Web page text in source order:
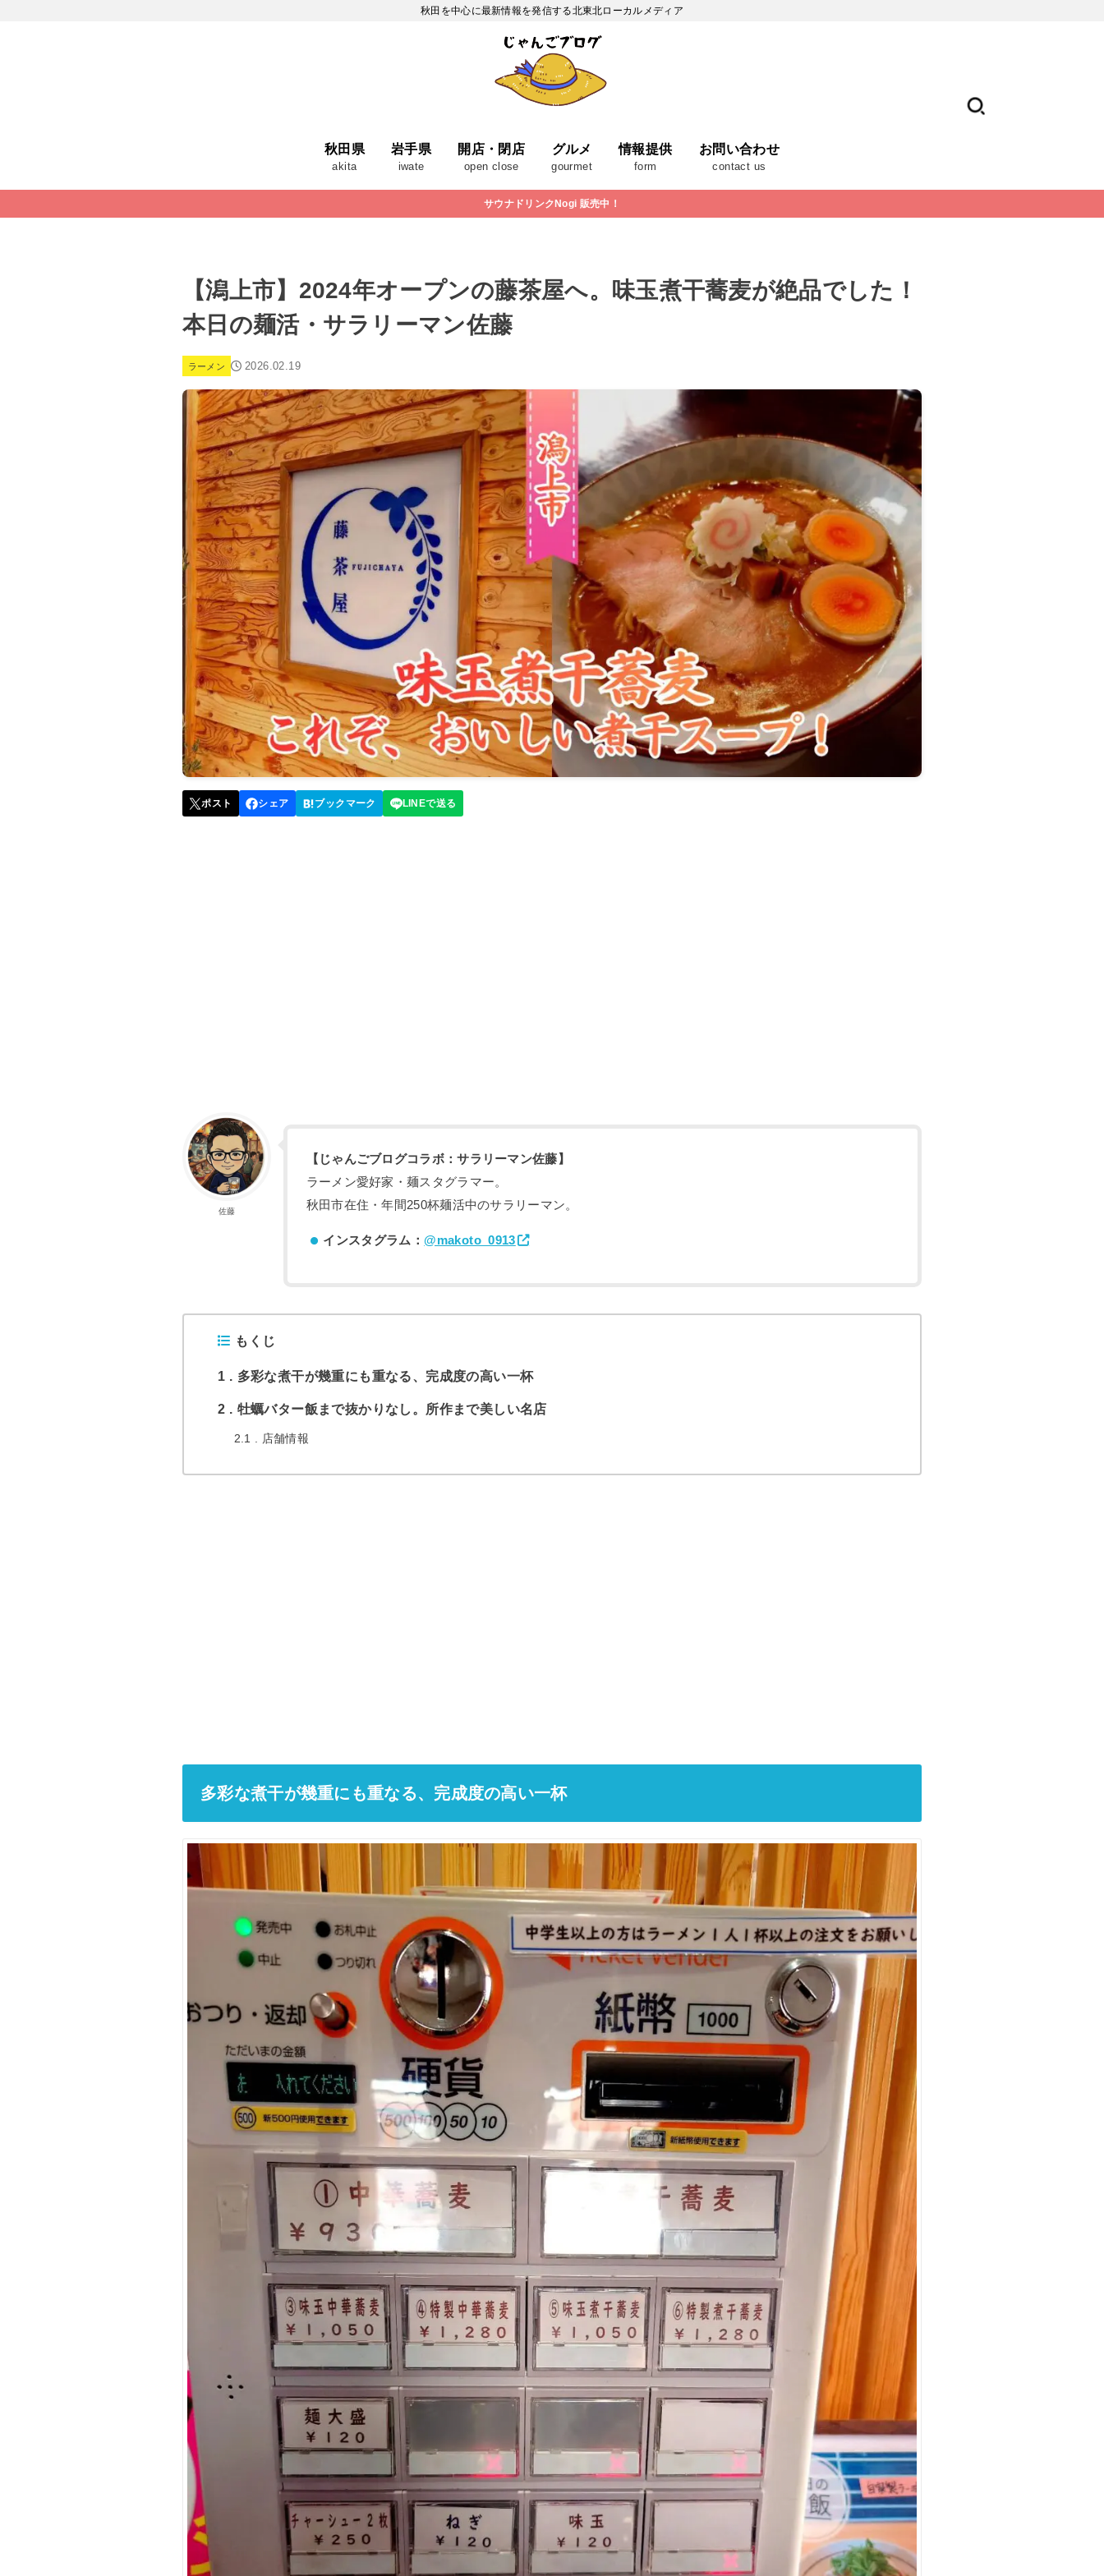
秋田を中心に最新情報を発信する北東北ローカルメディア
秋田県
akita
岩手県
iwate
開店・閉店
open close
グルメ
gourmet
情報提供
form
お問い合わせ
contact us
サウナドリンクNogi 販売中！
【潟上市】2024年オープンの藤茶屋へ。味玉煮干蕎麦が絶品でした！
本日の麺活・サラリーマン佐藤
ラーメン 2026.02.19
佐藤
【じゃんごブログコラボ：サラリーマン佐藤】
ラーメン愛好家・麺スタグラマー。
秋田市在住・年間250杯麺活中のサラリーマン。
インスタグラム：@makoto_0913
もくじ
1 多彩な煮干が幾重にも重なる、完成度の高い一杯
2 牡蠣バター飯まで抜かりなし。所作まで美しい名店
2.1 店舗情報
多彩な煮干が幾重にも重なる、完成度の高い一杯